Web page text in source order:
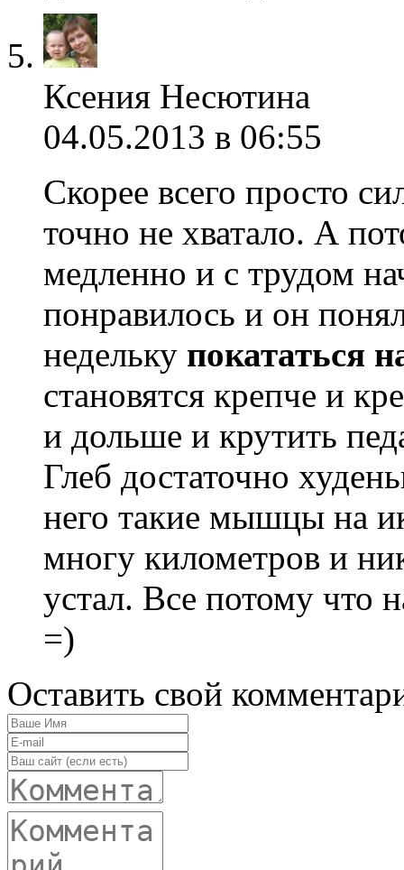
Ксения Несютина
04.05.2013 в 06:55
Скорее всего просто
точно не хватало. А
медленно и с трудом
понравилось и он
недельку покататься
становятся крепче и
и дольше и крутить
Глеб достаточно
него такие мышцы на
многу километров и
устал. Все потому что
=)
Оставить свой